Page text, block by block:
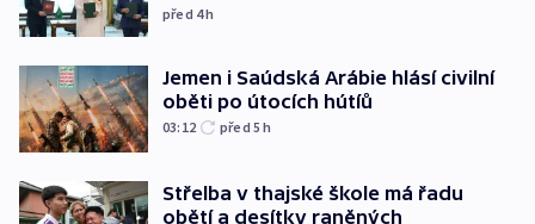
před 4h
Jemen i Saúdská Arábie hlásí civilní
oběti po útocích hútíů
03:12 před 5h
Střelba v thajské škole má řadu
obětí a desítky raněných